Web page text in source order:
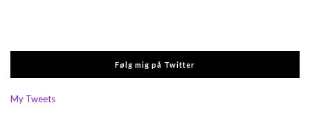
Følg mig på Twitter
My Tweets